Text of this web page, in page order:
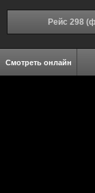
Рейс 298
Смотреть онлайн